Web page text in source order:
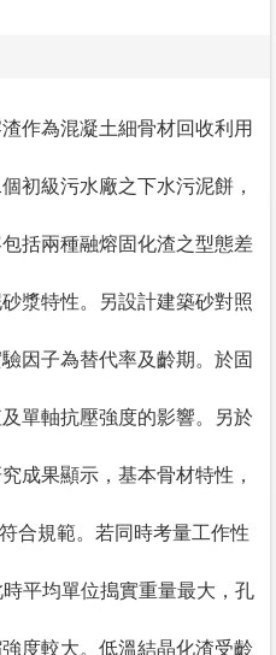
作為混凝土細骨材回收利用
初級污水廠之下水污泥餅，
括兩種融熔固化渣之型態差
漿特性。另設計建築砂對照
因子為替代率及齡期。於固
單軸抗壓強度的影響。另於
成果顯示，基本骨材特性，
合規範。若同時考量工作性
平均單位搗實重量最大，孔
度較大。低溫結晶化渣受齡